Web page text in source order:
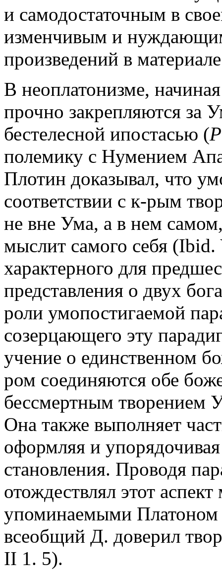
и самодостаточным в
изменчивым и
произведений в
В неоплатонизме,
прочно закрепляются за
бестелесной ипостасью (
полемику с Нумением
Плотин доказывал, что
соответствии с к-рым
не вне Ума, а в нем
мыслит самого себя (Ibid.
характерного для
представления о двух
роли умопостигаемой
созерцающего эту
учение о единственном
ром соединяются обе
бессмертным творением
Она также выполняет
оформляя и
становления. Проводя
отождествлял этот
упоминаемыми
всеобщий Д. доверил
II 1. 5).